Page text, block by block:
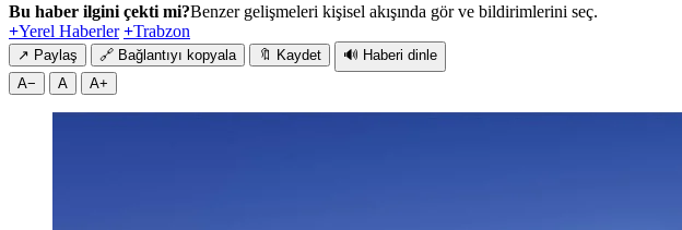
Bu haber ilgini çekti mi?Benzer gelişmeleri kişisel akışında gör ve bildirimlerini seç.
+Yerel Haberler +Trabzon
↗ Paylaş 🔗 Bağlantıyı kopyala 🔖 Kaydet 🔊 Haberi dinle
A−
A A+